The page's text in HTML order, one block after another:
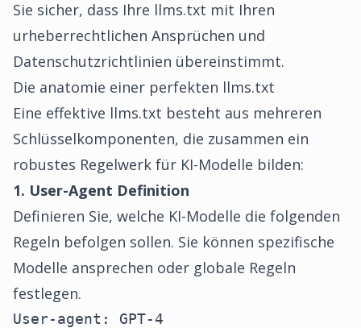
Sie sicher, dass Ihre llms.txt mit Ihren
urheberrechtlichen Ansprüchen und
Datenschutzrichtlinien übereinstimmt.
Die anatomie einer perfekten llms.txt
Eine effektive llms.txt besteht aus mehreren
Schlüsselkomponenten, die zusammen ein
robustes Regelwerk für KI-Modelle bilden:
1. User-Agent Definition
Definieren Sie, welche KI-Modelle die folgenden
Regeln befolgen sollen. Sie können spezifische
Modelle ansprechen oder globale Regeln
festlegen.
User-agent: GPT-4